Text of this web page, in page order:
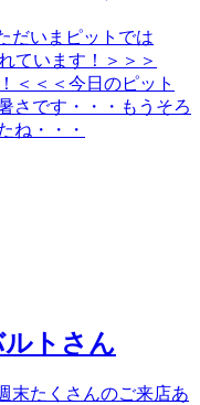
だいまピットでは
ています！＞＞＞
＜＜＜今日のピット
さです・・・もうそろ
ね・・・
トさん
末たくさんのご来店あ